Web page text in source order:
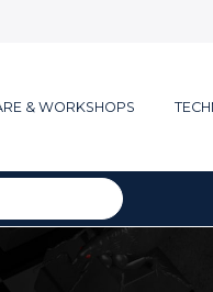
& WORKSHOPS